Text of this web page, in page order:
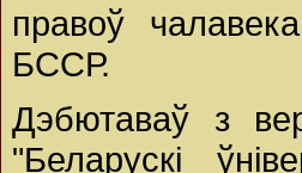
правоў
БССР.
Дэбютаваў з
"Беларускі